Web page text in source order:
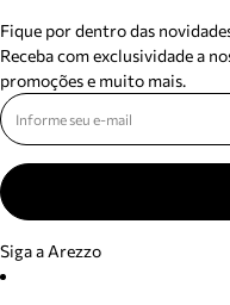
Fique por dentro das
Receba com exclusividade a
promoções e muito mais.
Siga a Arezzo